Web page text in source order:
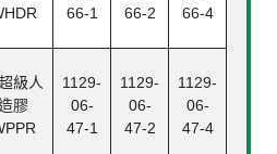
66-1
66-2
66-4
級人
膠
1129-
06-
47-1
1129-
06-
47-2
1129-
06-
47-4